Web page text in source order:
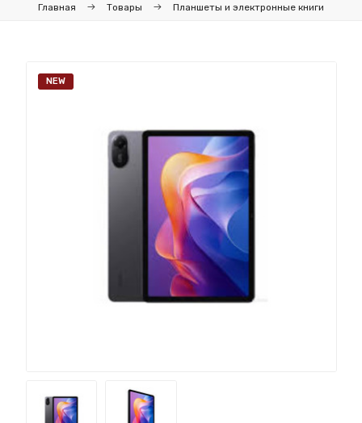
Главная Товары Планшеты и электронные книги
NEW